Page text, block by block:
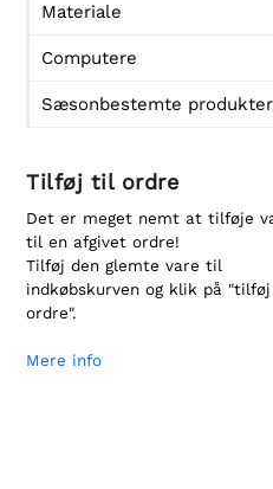
Materiale
Computere
Sæsonbestemte produkter
Tilføj til ordre
Det er meget nemt at tilføje
til en afgivet ordre!
Tilføj den glemte vare til
indkøbskurven og klik på
ordre".
Mere info